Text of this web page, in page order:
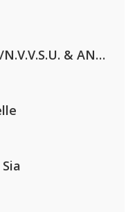
Lustrum U.V.S.V/N.V.V.S.U. & ANNO ONS & Jopke van Dobbenburgh & Roeland Beelen